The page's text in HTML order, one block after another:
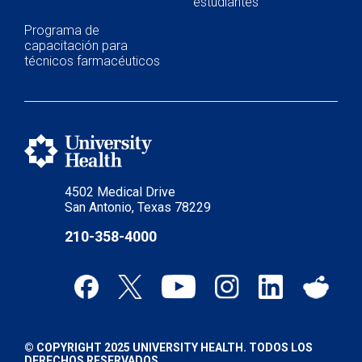
4502 Medical Drive
San Antonio, Texas 78229
210-358-4000
Programa de
capacitación para
técnicos farmacéuticos
© COPYRIGHT 2025 UNIVERSITY HEALTH. TODOS LOS